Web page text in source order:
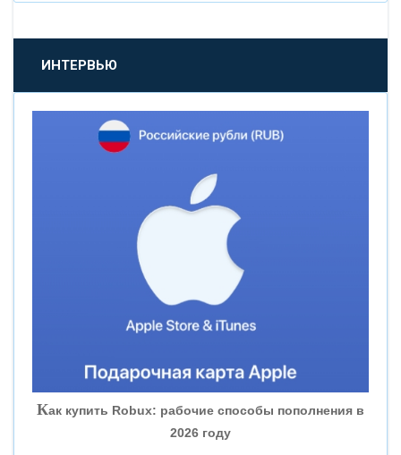
«БАНК САНКТ-ПЕТЕРБУРГ»
«ПРОМСВЯЗЬБАНК»
«НОВИКОМБАНК»
«ВНЕШПРОМБАНК»
«БАНК ГЛОБЭКС»
«СОВКОМБАНК»
ИНТЕРВЬЮ
Как купить Robux: рабочие способы пополнения в
2026 году